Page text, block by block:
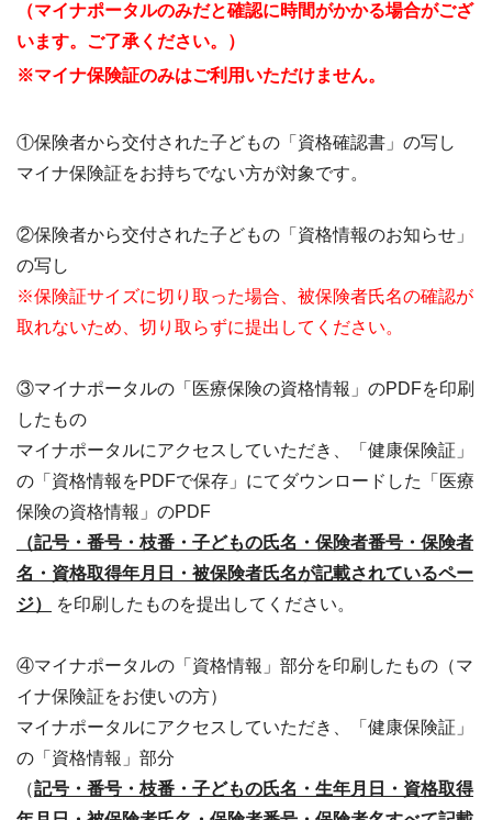
（マイナポータルのみだと確認に時間がかかる場合がござ
います。ご了承ください。）
※マイナ保険証のみはご利用いただけません。
①保険者から交付された子どもの「資格確認書」の写し
マイナ保険証をお持ちでない方が対象です。
②保険者から交付された子どもの「資格情報のお知らせ」
の写し
※保険証サイズに切り取った場合、被保険者氏名の確認が
取れないため、切り取らずに提出してください。
③マイナポータルの「医療保険の資格情報」のPDFを印刷
したもの
マイナポータルにアクセスしていただき、「健康保険証」
の「資格情報をPDFで保存」にてダウンロードした「医療
保険の資格情報」のPDF
（記号・番号・枝番・子どもの氏名・保険者番号・保険者
名・資格取得年月日・被保険者氏名が記載されているペー
ジ）
を印刷したものを提出してください。
④マイナポータルの「資格情報」部分を印刷したもの（マ
イナ保険証をお使いの方）
マイナポータルにアクセスしていただき、「健康保険証」
の「資格情報」部分
（記号・番号・枝番・子どもの氏名・生年月日・資格取得